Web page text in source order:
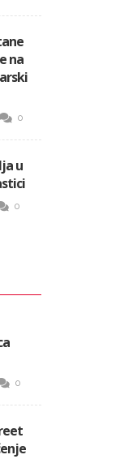
na
0
u
0
0